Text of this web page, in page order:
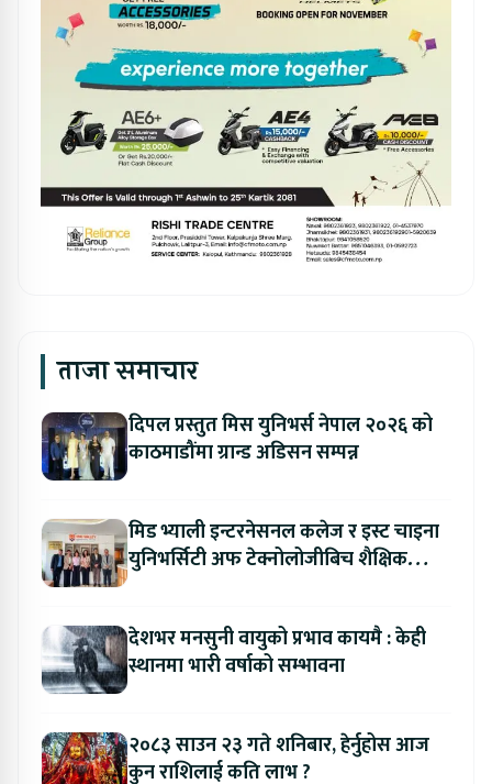
ताजा समाचार
दिपल प्रस्तुत मिस युनिभर्स नेपाल २०२६ को
काठमाडौंमा ग्रान्ड अडिसन सम्पन्न
मिड भ्याली इन्टरनेसनल कलेज र इस्ट चाइना
युनिभर्सिटी अफ टेक्नोलोजीबिच शैक्षिक
देशभर मनसुनी वायुको प्रभाव कायमै : केही
स्थानमा भारी वर्षाको सम्भावना
२०८३ साउन २३ गते शनिबार, हेर्नुहोस आज
कुन राशिलाई कति लाभ ?